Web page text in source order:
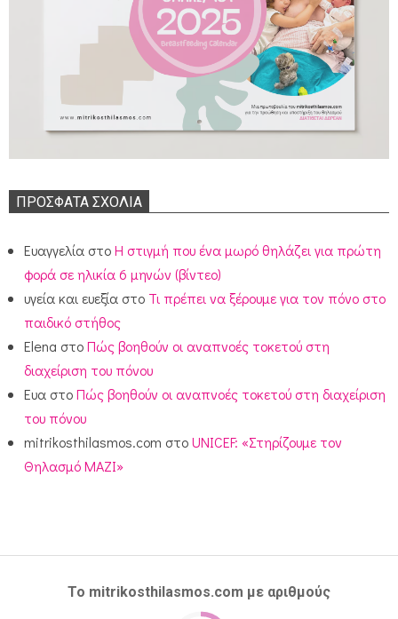
ΠΡΌΣΦΑΤΑ ΣΧΌΛΙΑ
Ευαγγελία στοΗ στιγμή που ένα μωρό θηλάζει για πρώτη
φορά σε ηλικία 6 μηνών (βίντεο)
υγεία και ευεξία στο Τι πρέπει να ξέρουμε για τον πόνο στο
παιδικό στήθος
Elena στοΠώς βοηθούν οι αναπνοές τοκετού στη
διαχείριση του πόνου
Ευα στοΠώς βοηθούν οι αναπνοές τοκετού στη διαχείριση
του πόνου
mitrikosthilasmos.com στοUNICEF: «Στηρίζουμε τον
Θηλασμό ΜΑΖΙ»
Το mitrikosthilasmos.com με αριθμούς